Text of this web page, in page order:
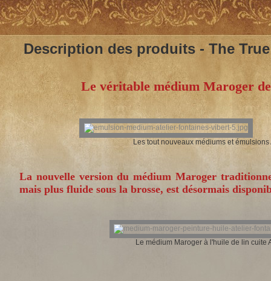
Description des produits - The
Le véritable médium Maroger
Les tout nouveaux médiums et émulsions
La nouvelle version du médium Maroger
mais plus fluide sous la brosse, est désormais
Le médium Maroger à l'huile de lin cuite